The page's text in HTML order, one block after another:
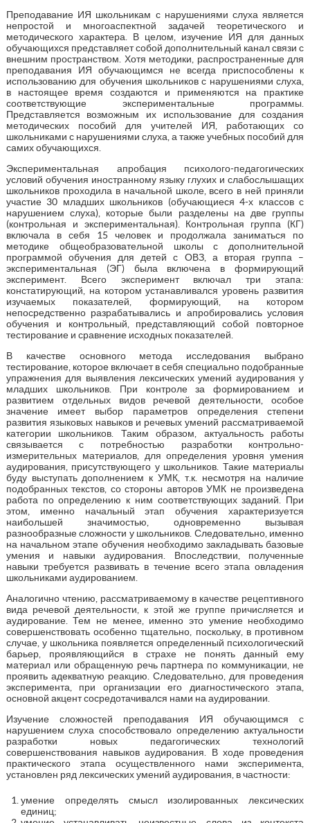
Преподавание ИЯ школьникам с нарушениями слуха является
непростой и многоаспектной задачей теоретического и
методического характера. В целом, изучение ИЯ для данных
обучающихся представляет собой дополнительный канал связи с
внешним пространством. Хотя методики, распространенные для
преподавания ИЯ обучающимся не всегда приспособлены к
использованию для обучения школьников с нарушениями слуха,
в настоящее время создаются и применяются на практике
соответствующие экспериментальные программы.
Представляется возможным их использование для создания
методических пособий для учителей ИЯ, работающих со
школьниками с нарушениями слуха, а также учебных пособий для
самих обучающихся.
Экспериментальная апробация психолого-педагогических
условий обучения иностранному языку глухих и слабослышащих
школьников проходила в начальной школе, всего в ней приняли
участие 30 младших школьников (обучающиеся 4-х классов с
нарушением слуха), которые были разделены на две группы
(контрольная и экспериментальная). Контрольная группа (КГ)
включала в себя 15 человек и продолжала заниматься по
методике общеобразовательной школы с дополнительной
программой обучения для детей с ОВЗ, а вторая группа –
экспериментальная (ЭГ) была включена в формирующий
эксперимент. Всего эксперимент включал три этапа:
констатирующий, на котором устанавливался уровень развития
изучаемых показателей, формирующий, на котором
непосредственно разрабатывались и апробировались условия
обучения и контрольный, представляющий собой повторное
тестирование и сравнение исходных показателей.
В качестве основного метода исследования выбрано
тестирование, которое включает в себя специально подобранные
упражнения для выявления лексических умений аудирования у
младших школьников. При контроле за формированием и
развитием отдельных видов речевой деятельности, особое
значение имеет выбор параметров определения степени
развития языковых навыков и речевых умений рассматриваемой
категории школьников. Таким образом, актуальность работы
связывается с потребностью разработки контрольно-
измерительных материалов, для определения уровня умения
аудирования, присутствующего у школьников. Такие материалы
буду выступать дополнением к УМК, т.к. несмотря на наличие
подобранных текстов, со стороны авторов УМК не произведена
работа по определению к ним соответствующих заданий. При
этом, именно начальный этап обучения характеризуется
наибольшей значимостью, одновременно вызывая
разнообразные сложности у школьников. Следовательно, именно
на начальном этапе обучения необходимо закладывать базовые
умения и навыки аудирования. Впоследствии, полученные
навыки требуется развивать в течение всего этапа овладения
школьниками аудированием.
Аналогично чтению, рассматриваемому в качестве рецептивного
вида речевой деятельности, к этой же группе причисляется и
аудирование. Тем не менее, именно это умение необходимо
совершенствовать особенно тщательно, поскольку, в противном
случае, у школьника появляется определенный психологический
барьер, проявляющийся в страхе не понять данный ему
материал или обращенную речь партнера по коммуникации, не
проявить адекватную реакцию. Следовательно, для проведения
эксперимента, при организации его диагностического этапа,
основной акцент сосредотачивался нами на аудировании.
Изучение сложностей преподавания ИЯ обучающимся с
нарушением слуха способствовало определению актуальности
разработки новых педагогических технологий
совершенствования навыков аудирования. В ходе проведения
практического этапа осуществленного нами эксперимента,
установлен ряд лексических умений аудирования, в частности:
умение определять смысл изолированных лексических
единиц;